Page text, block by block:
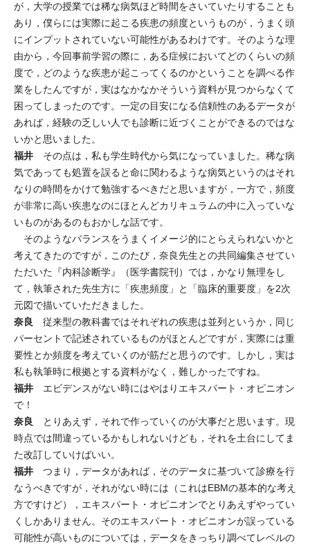
が，大学の授業では稀な病気ほど時間をさいていたりすることも
あり，僕らには実際に起こる疾患の頻度というものが，うまく頭
にインプットされていない可能性があるわけです。そのような理
由から，今回事前学習の際に，ある症候においてどのくらいの頻
度で，どのような疾患が起こってくるのかということを調べる作
業をしたんですが，実はなかなかそういう資料が見つからなくて
困ってしまったのです。一定の目安になる信頼性のあるデータが
あれば，経験の乏しい人でも診断に近づくことができるのではな
いかと思いました。
福井 その点は，私も学生時代から気になっていました。稀な病
気であっても処置を誤ると命に関わるような病気というのはそれ
なりの時間をかけて勉強するべきだと思いますが，一方で，頻度
が非常に高い疾患なのにほとんどカリキュラムの中に入っていな
いものがあるのもおかしな話です。
そのようなバランスをうまくイメージ的にとらえられないかと
考えてきたのですが，このたび，奈良先生との共同編集させてい
ただいた『内科診断学』（医学書院刊）では，かなり無理をし
て，執筆された先生方に「疾患頻度」と「臨床的重要度」を2次
元図で描いていただきました。
奈良 従来型の教科書ではそれぞれの疾患は並列というか，同じ
パーセントで記述されているものがほとんどですが，実際には重
要性とか頻度を考えていくのが筋だと思うのです。しかし，実は
私も執筆時に根拠とする資料がなく，難しかったですね。
福井 エビデンスがない時にはやはりエキスパート・オピニオン
で！
奈良 とりあえず，それで作っていくのが大事だと思います。現
時点では間違っているかもしれないけども，それを土台にしてま
た改訂していけばいい。
福井 つまり，データがあれば，そのデータに基づいて診療を行
なうべきですが，それがない時には（これはEBMの基本的な考え
方ですけど），エキスパート・オピニオンでとりあえずやってい
くしかありません。そのエキスパート・オピニオンが誤っている
可能性が高いものについては，データをきっちり調べてレベルの